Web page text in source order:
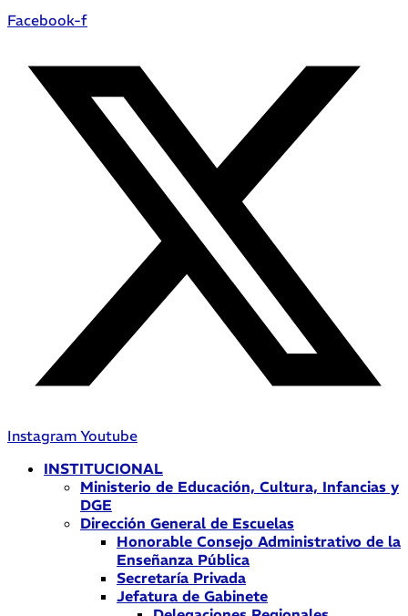
Facebook-f
Instagram Youtube
INSTITUCIONAL
Ministerio de Educación, Cultura, Infancias y
DGE
Dirección General de Escuelas
Honorable Consejo Administrativo de la
Enseñanza Pública
Secretaría Privada
Jefatura de Gabinete